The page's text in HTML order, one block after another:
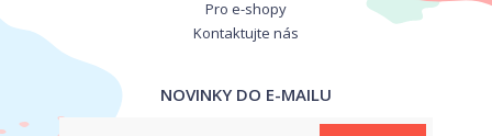
Pro e-shopy
Kontaktujte nás
NOVINKY DO E-MAILU